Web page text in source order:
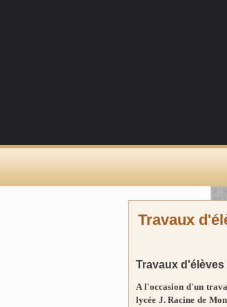
Travaux
Travaux
A l'occasion d'un
lycée J. Racine de